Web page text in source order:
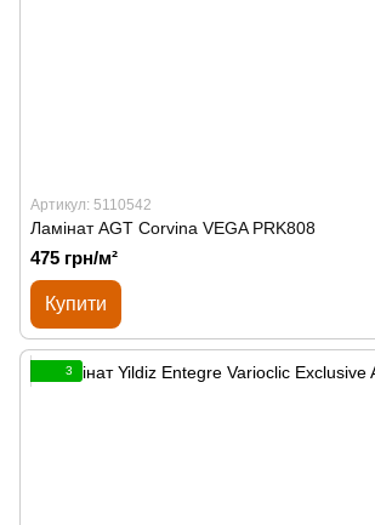
Артикул: 5110542
Ламінат AGT Corvina VEGA PRK808
475 грн/м²
Купити
3